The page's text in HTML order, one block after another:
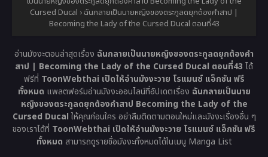
Cursed Ducal › ฉันกลายเป็นนายหญิงของตระกูลดยุกต้องคำสาป |
Becoming the Lady of the Cursed Ducal ตอนที่43
อ่านมังงะตอนล่าสุดเรื่อง ฉันกลายเป็นนายหญิงของตระกูลดยุกต้องคำ
สาป | Becoming the Lady of the Cursed Ducal ตอนที่43 ได้
ฟรีที่ ToonWebthai เปิดให้อ่านมังงะวาย โรแมนซ์ แอ็กชัน ฟรี
ทั้งหมด แพลตฟอร์มอ่านมังงะออนไลน์ที่อัปเดตเรื่อง ฉันกลายเป็นนาย
หญิงของตระกูลดยุกต้องคำสาป Becoming the Lady of the
Cursed Ducal ให้คุณก่อนใคร อย่าลืมติดตามตอนใหม่และมังงะเรื่องอื่น ๆ
ของเราได้ที่ ToonWebthai เปิดให้อ่านมังงะวาย โรแมนซ์ แอ็กชัน ฟรี
ทั้งหมด สามารถดูรายชื่อมังงะทั้งหมดได้ในเมนู Manga List